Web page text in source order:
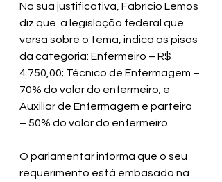
Na sua justificativa, Fabrício Lemos
diz que  a legislação federal que
versa sobre o tema, indica os pisos
da categoria: Enfermeiro – R$
4.750,00; Técnico de Enfermagem –
70% do valor do enfermeiro; e
Auxiliar de Enfermagem e parteira
– 50% do valor do enfermeiro.
O parlamentar informa que o seu
requerimento está embasado na